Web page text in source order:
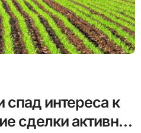
интереса к
сделки активнее